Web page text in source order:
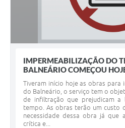
IMPERMEABILIZAÇÃO DO
BALNEÁRIO COMEÇOU
Tiveram início hoje as obras para
do Balneário, o serviço tem o
de infiltração que prejudicam
tempo. As obras terão um custo
necessidade dessa obra já que
crítica e...